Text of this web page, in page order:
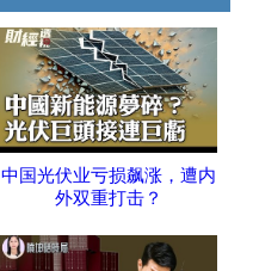
中国光伏业亏损飙涨，遭内
外双重打击？